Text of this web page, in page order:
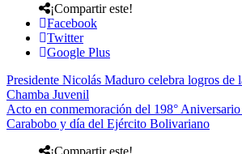
¡Compartir este!
Facebook
Twitter
Google Plus
Presidente Nicolás Maduro celebra logros de
Chamba Juvenil
Acto en conmemoración del 198°
Carabobo y día del Ejército Bolivariano
¡Compartir este!